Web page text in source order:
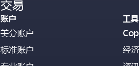
交易
账户
美分账户
标准账户
工具
经